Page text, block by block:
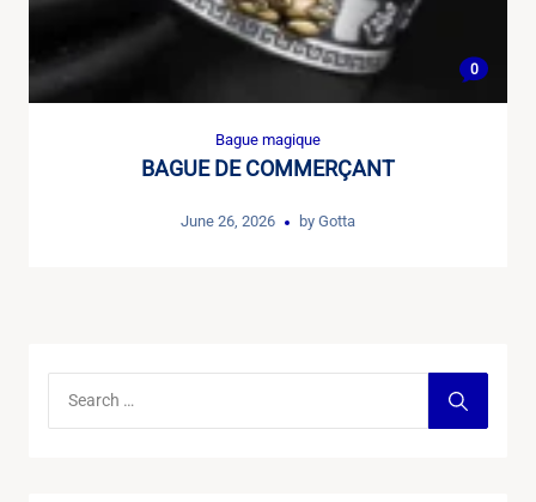
0
Bague magique
BAGUE DE COMMERÇANT
June 26, 2026 by Gotta